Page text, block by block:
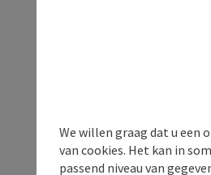
We willen graag dat u een
van cookies. Het kan in
passend niveau van